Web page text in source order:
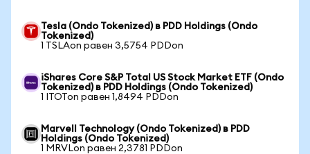
Tesla (Ondo Tokenized) в PDD Holdings (Ondo
Tokenized)
1 TSLAon равен 3,5754 PDDon
iShares Core S&P Total US Stock Market ETF (Ondo
Tokenized) в PDD Holdings (Ondo Tokenized)
1 ITOTon равен 1,8494 PDDon
Marvell Technology (Ondo Tokenized) в PDD
Holdings (Ondo Tokenized)
1 MRVLon равен 2,3781 PDDon